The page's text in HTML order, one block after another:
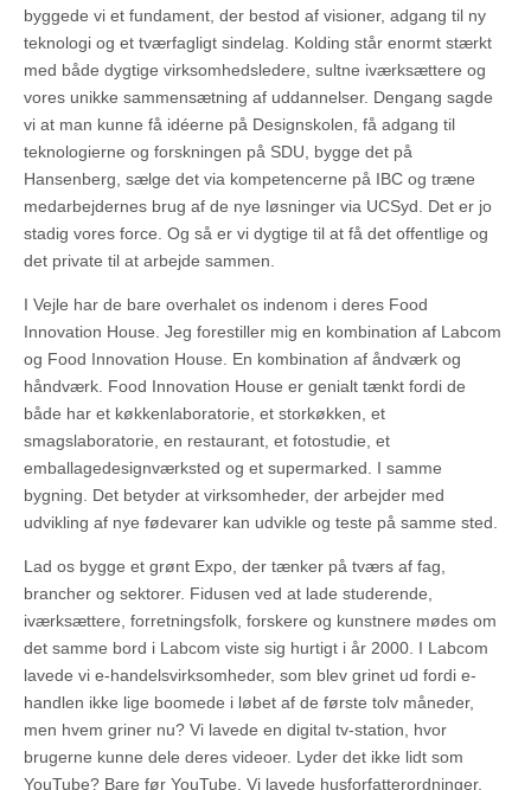
byggede vi et fundament, der bestod af visioner, adgang til ny
teknologi og et tværfagligt sindelag. Kolding står enormt stærkt
med både dygtige virksomhedsledere, sultne iværksættere og
vores unikke sammensætning af uddannelser. Dengang sagde
vi at man kunne få idéerne på Designskolen, få adgang til
teknologierne og forskningen på SDU, bygge det på
Hansenberg, sælge det via kompetencerne på IBC og træne
medarbejdernes brug af de nye løsninger via UCSyd. Det er jo
stadig vores force. Og så er vi dygtige til at få det offentlige og
det private til at arbejde sammen.
I Vejle har de bare overhalet os indenom i deres Food
Innovation House. Jeg forestiller mig en kombination af Labcom
og Food Innovation House. En kombination af åndværk og
håndværk. Food Innovation House er genialt tænkt fordi de
både har et køkkenlaboratorie, et storkøkken, et
smagslaboratorie, en restaurant, et fotostudie, et
emballagedesignværksted og et supermarked. I samme
bygning. Det betyder at virksomheder, der arbejder med
udvikling af nye fødevarer kan udvikle og teste på samme sted.
Lad os bygge et grønt Expo, der tænker på tværs af fag,
brancher og sektorer. Fidusen ved at lade studerende,
iværksættere, forretningsfolk, forskere og kunstnere mødes om
det samme bord i Labcom viste sig hurtigt i år 2000. I Labcom
lavede vi e-handelsvirksomheder, som blev grinet ud fordi e-
handlen ikke lige boomede i løbet af de første tolv måneder,
men hvem griner nu? Vi lavede en digital tv-station, hvor
brugerne kunne dele deres videoer. Lyder det ikke lidt som
YouTube? Bare før YouTube. Vi lavede husforfatterordninger,